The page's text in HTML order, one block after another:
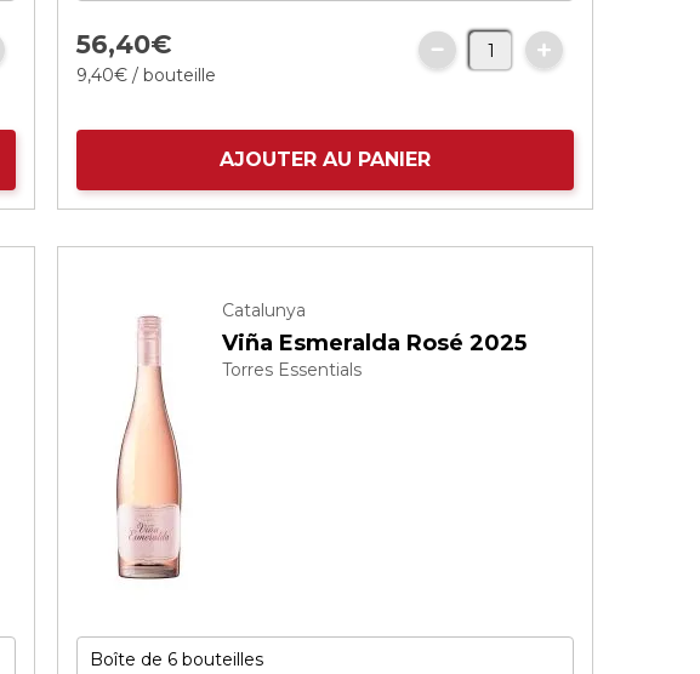
56,40€
9,40€ / bouteille
AJOUTER AU PANIER
Catalunya
Viña Esmeralda Rosé 2025
Torres Essentials